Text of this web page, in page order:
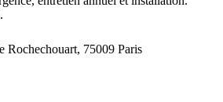
.
Rochechouart, 75009 Paris